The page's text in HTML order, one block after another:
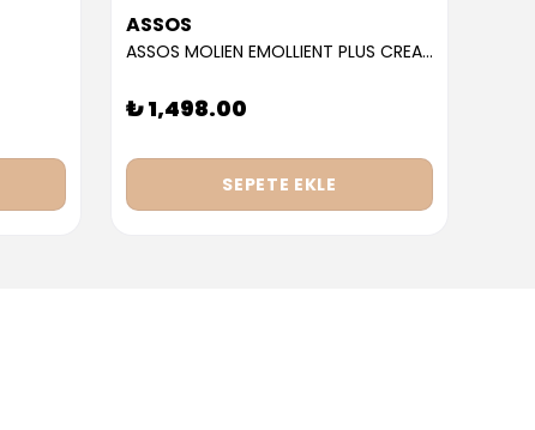
ASSOS
ASSOS MOLIEN EMOLLIENT PLUS CREAM 300ML
₺ 1,498.00
SEPETE EKLE